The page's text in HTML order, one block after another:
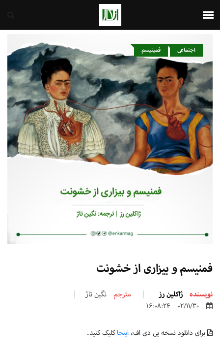
7th August 2026
اجتماعی فمینیسم
فمنیسم و بیزاری از خشونت
نویسنده ژاکلین رز مترجم نگین تاژ
02/11/30 _ 16:08:24
برای دانلود نسخه پی دی اف، اینجاکلیک کنید.